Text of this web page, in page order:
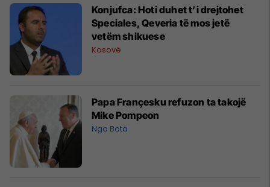
Konjufca: Hoti duhet t’i drejtohet
Speciales, Qeveria të mos jetë
vetëm shikuese
Kosovë
Papa Françesku refuzon ta takojë
Mike Pompeon
Nga Bota